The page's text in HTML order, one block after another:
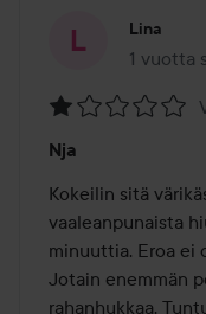
Lina
1 vuotta
Viesti
1
/
5
Nja
Kokeilin sitä
vaaleanpunaista
minuuttia. Eroa ei
Jotain enemmän
rahanhukkaa.